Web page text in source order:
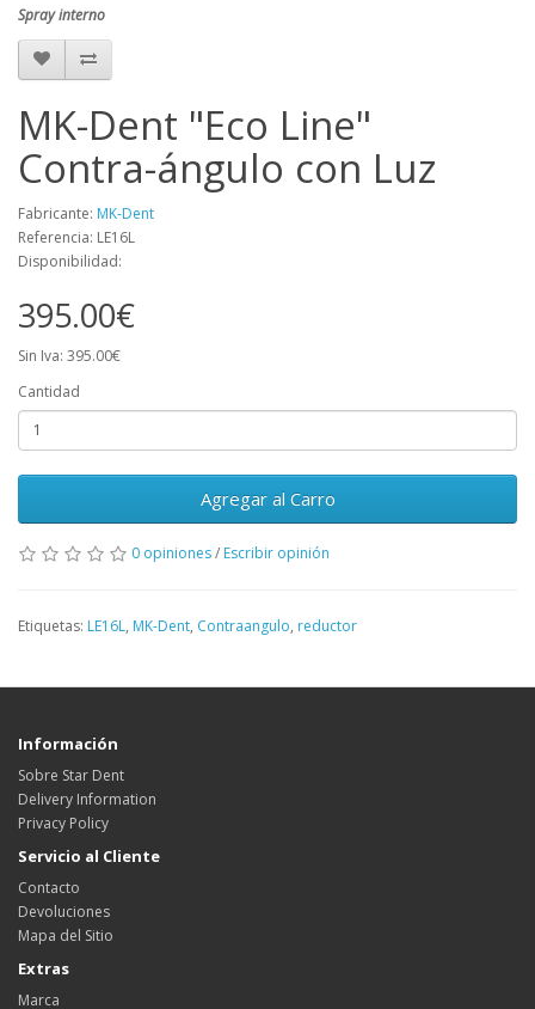
Spray interno
MK-Dent "Eco Line"
Contra-ángulo con Luz
Fabricante: MK-Dent
Referencia: LE16L
Disponibilidad:
395.00€
Sin Iva: 395.00€
Cantidad
Agregar al Carro
0 opiniones/ Escribir opinión
Etiquetas: LE16L, MK-Dent, Contraangulo, reductor
Información
Sobre Star Dent
Delivery Information
Privacy Policy
Servicio al Cliente
Contacto
Devoluciones
Mapa del Sitio
Extras
Marca